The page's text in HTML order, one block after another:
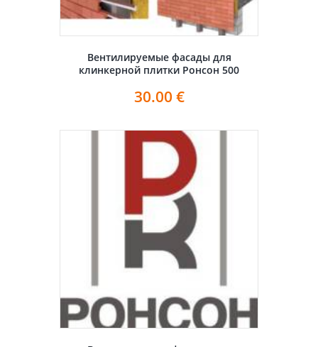
Вентилируемые фасады для
клинкерной плитки Ронсон 500
30.00 €